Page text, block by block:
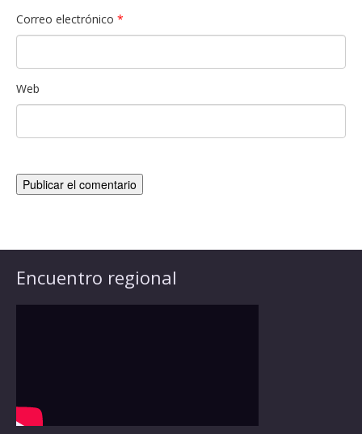
Correo electrónico *
Web
Encuentro regional